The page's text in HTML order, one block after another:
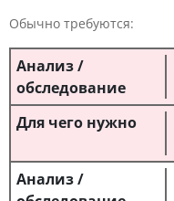
Обычно требуются: